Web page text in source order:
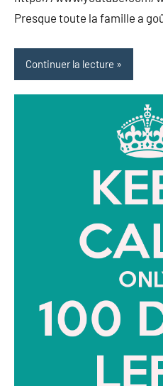
Presque toute la famille a
Continuer la lecture